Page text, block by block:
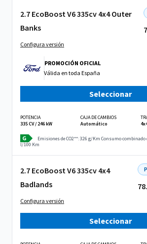
2.7 EcoBoost V6 335cv 4x4 Outer
Banks
Configura versión
PROMOCIÓN OFICIAL
Válida en toda España
Seleccionar
POTENCIA
335 CV / 246 kW
CAJA DE CAMBIOS
Automático
G Emisiones de CO2**: 326 g/Km Consumo combinado
l/100 Km
2.7 EcoBoost V6 335cv 4x4
Badlands
Configura versión
Seleccionar